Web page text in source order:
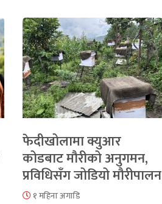
फेदीखोलामा क्युआर
कोडबाट मौरीको अनुगमन,
प्रविधिसँग जोडियो मौरीपालन
१ महिना अगाडि